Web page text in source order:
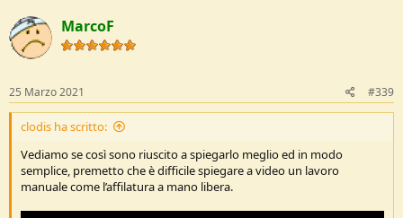
c
t
i
o
s
:
MarcoF
25 Marzo 2021 #339
clodis ha scritto:
Vediamo se così sono riuscito a spiegarlo meglio ed in modo
semplice, premetto che è difficile spiegare a video un lavoro
manuale come l’affilatura a mano libera.